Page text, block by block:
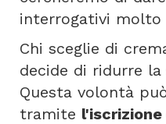
interrogativi molto
Chi sceglie di
decide di ridurre
Questa volontà
tramite l'iscrizione